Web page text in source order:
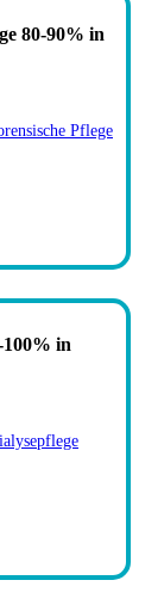
80-90% in
Pflege
100% in